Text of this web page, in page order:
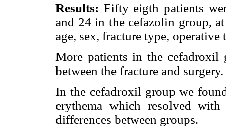
Results: Fifty eigth patients
and 24 in the cefazolin group,
age, sex, fracture type,
More patients in the cefadroxil
between the fracture and
In the cefadroxil group we
erythema which resolved
differences between groups.